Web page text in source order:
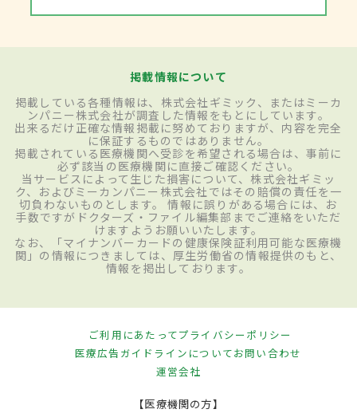
掲載情報について
掲載している各種情報は、株式会社ギミック、またはミーカ
ンパニー株式会社が調査した情報をもとにしています。
出来るだけ正確な情報掲載に努めておりますが、内容を完全
に保証するものではありません。
掲載されている医療機関へ受診を希望される場合は、事前に
必ず該当の医療機関に直接ご確認ください。
当サービスによって生じた損害について、株式会社ギミッ
ク、およびミーカンパニー株式会社ではその賠償の責任を一
切負わないものとします。 情報に誤りがある場合には、お
手数ですがドクターズ・ファイル編集部までご連絡をいただ
けますようお願いいたします。
なお、「マイナンバーカードの健康保険証利用可能な医療機
関」の情報につきましては、厚生労働省の情報提供のもと、
情報を掲出しております。
ご利用にあたってプライバシーポリシー
医療広告ガイドラインについてお問い合わせ
運営会社
【医療機関の方】